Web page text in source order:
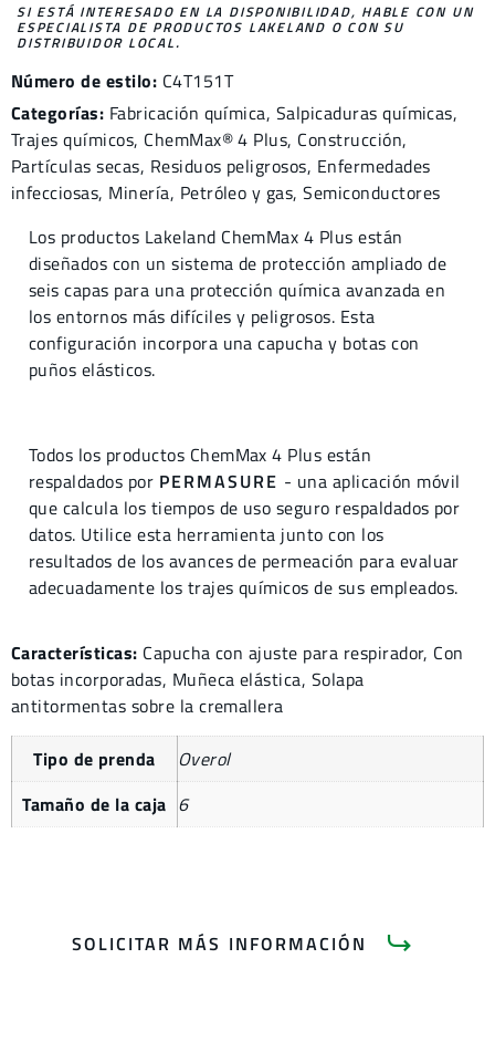
SI ESTÁ INTERESADO EN LA DISPONIBILIDAD, HABLE CON UN
ESPECIALISTA DE PRODUCTOS LAKELAND O CON SU
DISTRIBUIDOR LOCAL.
Número de estilo: C4T151T
Categorías: Fabricación química, Salpicaduras químicas,
Trajes químicos, ChemMax® 4 Plus, Construcción,
Partículas secas, Residuos peligrosos, Enfermedades
infecciosas, Minería, Petróleo y gas,Semiconductores
Los productos Lakeland ChemMax 4 Plus están
diseñados con un sistema de protección ampliado de
seis capas para una protección química avanzada en
los entornos más difíciles y peligrosos. Esta
configuración incorpora una capucha y botas con
puños elásticos.
Todos los productos ChemMax 4 Plus están
respaldados por PERMASURE - una aplicación móvil
que calcula los tiempos de uso seguro respaldados por
datos. Utilice esta herramienta junto con los
resultados de los avances de permeación para evaluar
adecuadamente los trajes químicos de sus empleados.
Características: Capucha con ajuste para respirador, Con
botas incorporadas, Muñeca elástica, Solapa
antitormentas sobre la cremallera
Tipo de prenda
Overol
Tamaño de la caja 6
SOLICITAR MÁS INFORMACIÓN